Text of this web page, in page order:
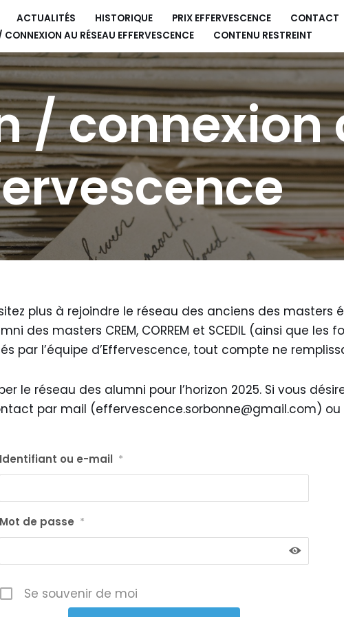
ACTUALITÉS HISTORIQUE PRIX EFFERVESCENCE
CONTACT
AU RÉSEAU EFFERVESCENCE
CONTENU RESTREINT
/ connexion
plus à rejoindre le réseau des anciens des masters
des masters CREM, CORREM et SCEDIL (ainsi que
par l’équipe d’Effervescence, tout compte ne
le réseau des alumni pour l’horizon 2025. Si vous
par mail (effervescence.sorbonne@gmail.com) ou
Identifiant ou e-mail *
Mot de passe *
Se souvenir de moi